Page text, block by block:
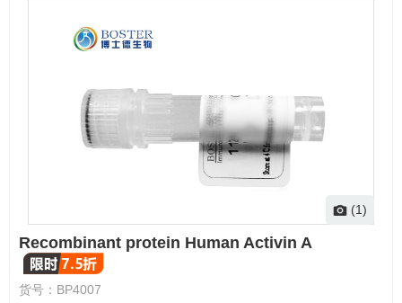
(1)
Recombinant protein Human Activin A
货号： BP4007